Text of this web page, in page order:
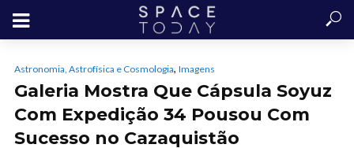
Astronomia, Astrofísica e Cosmologia, Imagens
Galeria Mostra Que Cápsula Soyuz
Com Expedição 34 Pousou Com
Sucesso no Cazaquistão